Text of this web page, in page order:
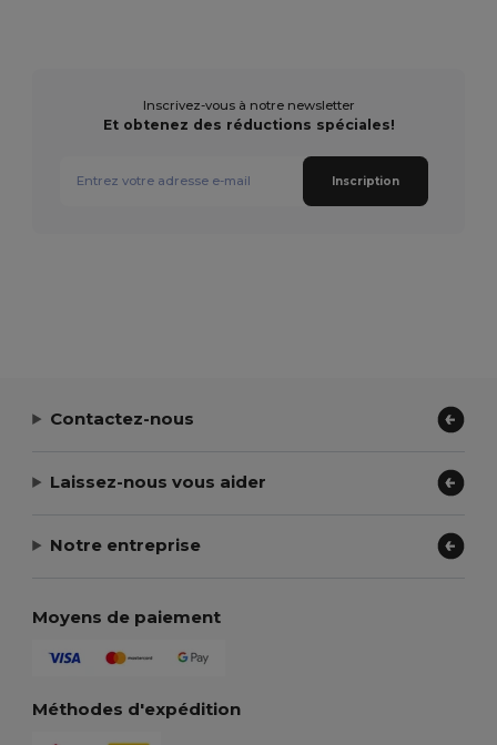
Inscrivez-vous à notre newsletter
Et obtenez des réductions spéciales!
Inscription
Contactez-nous
Laissez-nous vous aider
Notre entreprise
Moyens de paiement
Méthodes d'expédition